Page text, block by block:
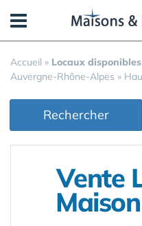
Accueil » Locaux
Auvergne-Rhône-Alpes »
Rechercher
Vente
Panneau de gestion des cookies